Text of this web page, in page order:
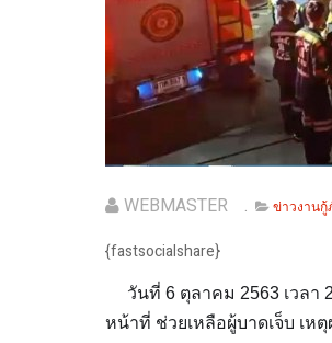
WEBMASTER ข่าวงานกู้
{fastsocialshare}
วันที่ 6 ตุลาคม 2563 เวลา
หน้าที่ ช่วยเหลือผู้บาดเจ็บ เห